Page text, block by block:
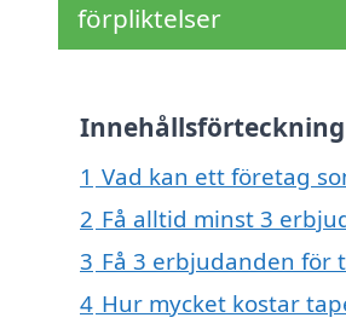
förpliktelser
Innehållsförteckning
1 Vad kan ett företag
2 Få alltid minst 3
3 Få 3 erbjudanden för
4 Hur mycket kostar